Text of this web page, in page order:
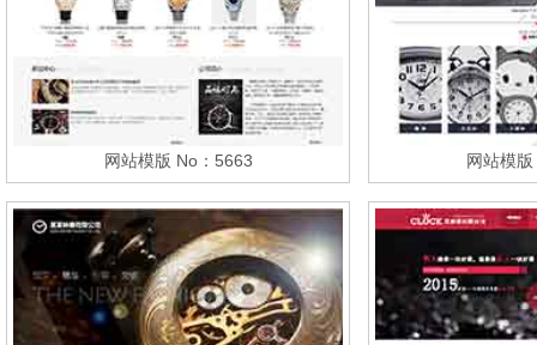
网站模版 No：5663 网站模